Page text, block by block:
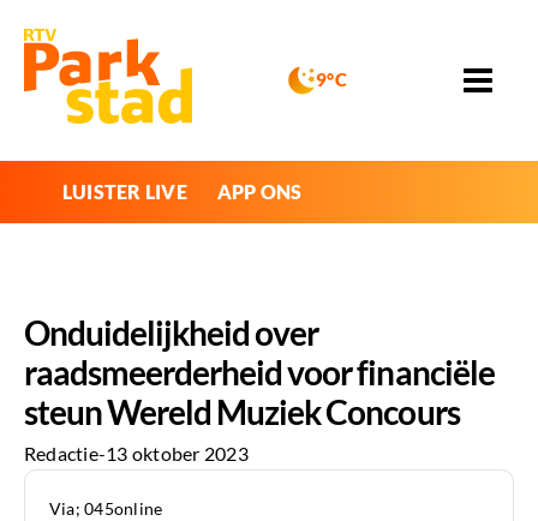
9°C
LUISTER LIVE APP ONS
Onduidelijkheid over
raadsmeerderheid voor financiële
steun Wereld Muziek Concours
Redactie-13 oktober 2023
Via; 045online